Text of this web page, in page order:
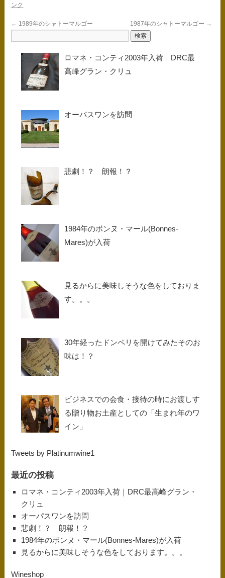
ンク
← 1989年のシャトーマルゴー 1987年のシャトーマルゴー →
ロマネ・コンティ2003年入荷｜DRC最
高峰グラン・クリュ
オーパスワンを訪問
悲劇！？ 朗報！？
1984年のボンヌ・マール(Bonnes-
Mares)が入荷
見るからに美味しそうな色をしておりま
す。。。
30年経ったドンペリを開けてみたそのお
味は！？
ビジネスでの会食・接待の時にお渡しす
る贈り物お土産としての「生まれ年のワ
イン」
Tweets by Platinumwine1
最近の投稿
ロマネ・コンティ2003年入荷｜DRC最高峰グラン・
クリュ
オーパスワンを訪問
悲劇！？ 朗報！？
1984年のボンヌ・マール(Bonnes-Mares)が入荷
見るからに美味しそうな色をしております。。。
Wineshop